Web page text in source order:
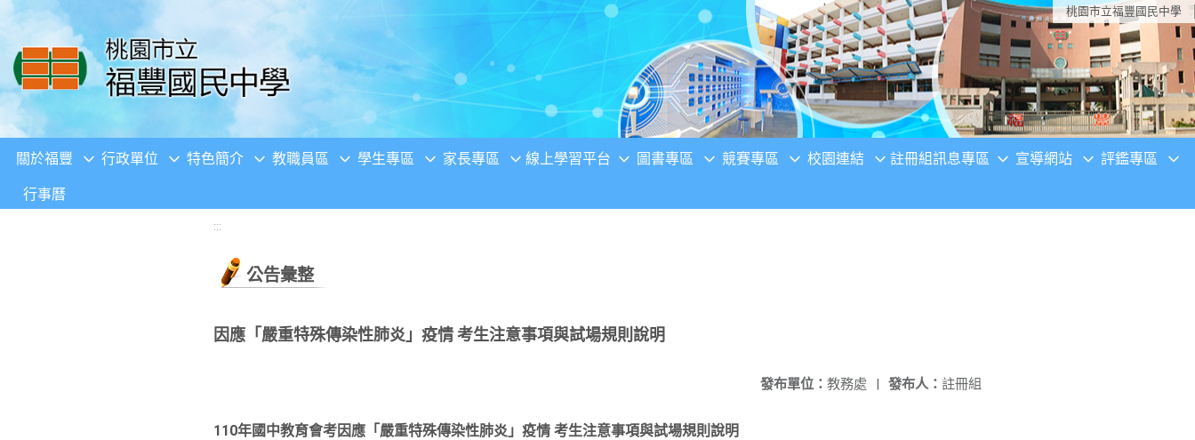
移至網頁之主要內容區位置 桃園市立福豐國民中學
關於福豐 行政單位 特色簡介 教職員區 學生專區 家長專區 線上學習平台 圖書專區 競賽專區 校園連結 註冊組訊息專區 宣導網站 評鑑專區
行事曆
:::
公告彙整
因應「嚴重特殊傳染性肺炎」疫情 考生注意事項與試場規則說明
發布人： 註冊組
發布單位： 教務處 |
110年國中教育會考因應「嚴重特殊傳染性肺炎」疫情 考生注意事項與試場規則說明